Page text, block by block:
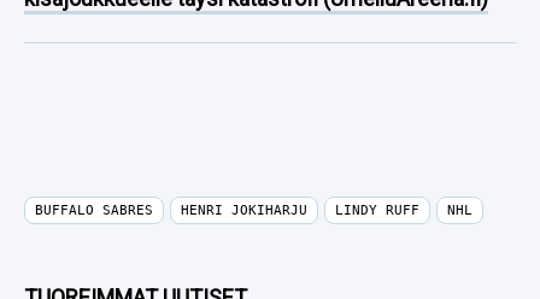
BUFFALO SABRES HENRI JOKIHARJU LINDY RUFF NHL